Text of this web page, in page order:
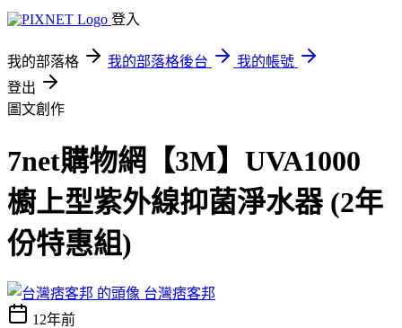
登入
我的部落格 我的部落格後台
我的帳號
登出
圖文創作
7net購物網【3M】UVA1000
櫥上型紫外線抑菌淨水器 (2年
份特惠組)
台灣痞客邦
12年前